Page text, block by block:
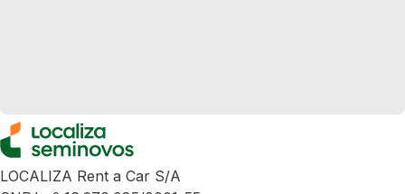
LOCALIZA Rent a Car S/A